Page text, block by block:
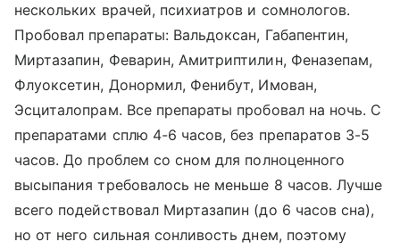
нескольких врачей, психиатров и сомнологов.
Пробовал препараты: Вальдоксан, Габапентин,
Миртазапин, Феварин, Амитриптилин, Феназепам,
Флуоксетин, Донормил, Фенибут, Имован,
Эсциталопрам. Все препараты пробовал на ночь. С
препаратами сплю 4-6 часов, без препаратов 3-5
часов. До проблем со сном для полноценного
высыпания требовалось не меньше 8 часов. Лучше
всего подействовал Миртазапин (до 6 часов сна),
но от него сильная сонливость днем, поэтому